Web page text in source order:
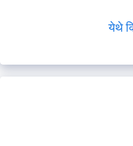
येथे